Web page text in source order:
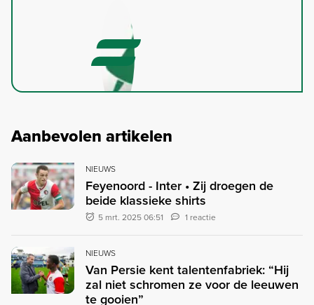
Aanbevolen artikelen
NIEUWS
Feyenoord - Inter • Zij droegen de
beide klassieke shirts
5 mrt. 2025 06:51 1 reactie
NIEUWS
Van Persie kent talentenfabriek: “Hij
zal niet schromen ze voor de leeuwen
te gooien”